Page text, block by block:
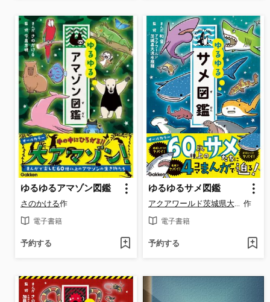
ゆるゆるアマゾン図鑑
さのかける作
電子書籍
予約する
ゆるゆるサメ図鑑
アクアワールド茨城県大洗水族館 作
電子書籍
予約する